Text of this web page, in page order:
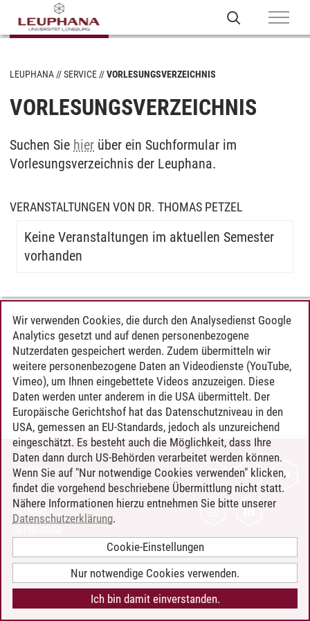
LEUPHANA SERVICE VORLESUNGSVERZEICHNIS
VORLESUNGSVERZEICHNIS
Suchen Sie hier über ein Suchformular im
Vorlesungsverzeichnis der Leuphana.
VERANSTALTUNGEN VON DR. THOMAS PETZEL
Keine Veranstaltungen im aktuellen Semester
vorhanden
Timo Leder/30.06.2024
KONTAKT
LEUPHANA ALS ARBEITGEBER
INTRANET
BARRIEREFREIHEIT
COOKIE-EINSTELLUNGEN
Wir verwenden Cookies, die durch den Analysedienst Google
Analytics gesetzt und auf denen personenbezogene
Nutzerdaten gespeichert werden. Zudem übermitteln wir
weitere personenbezogene Daten an Videodienste (YouTube,
Vimeo), um Ihnen eingebettete Videos anzuzeigen. Diese
Daten werden unter anderem in die USA übermittelt. Der
Europäische Gerichtshof hat das Datenschutzniveau in den
USA, gemessen an EU-Standards, jedoch als unzureichend
eingeschätzt. Es besteht auch die Möglichkeit, dass Ihre
Daten dann durch US-Behörden verarbeitet werden können.
Wenn Sie auf "Nur notwendige Cookies verwenden" klicken,
findet die vorgehend beschriebene Übermittlung nicht statt.
Nähere Informationen hierzu entnehmen Sie bitte unserer
Datenschutzerklärung.
Cookie-Einstellungen
Nur notwendige Cookies verwenden.
Ich bin damit einverstanden.